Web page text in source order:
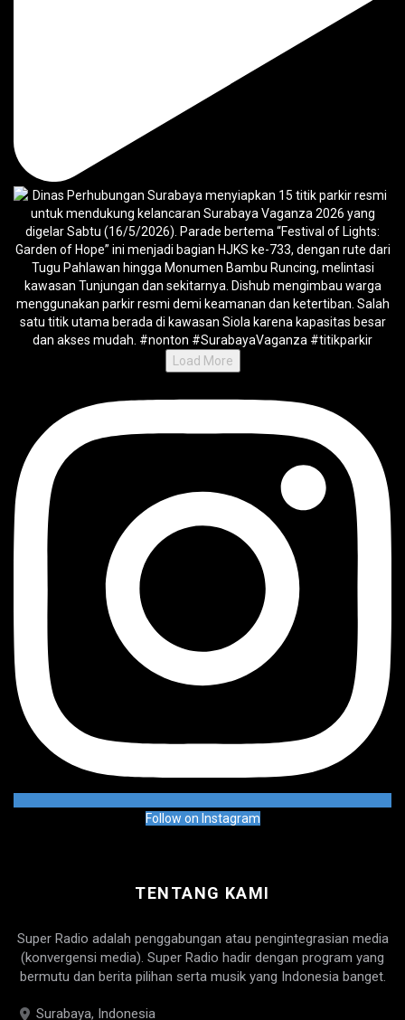
Load More
Follow on Instagram
TENTANG KAMI
Super Radio adalah penggabungan atau pengintegrasian media
(konvergensi media). Super Radio hadir dengan program yang
bermutu dan berita pilihan serta musik yang Indonesia banget.
Surabaya, Indonesia